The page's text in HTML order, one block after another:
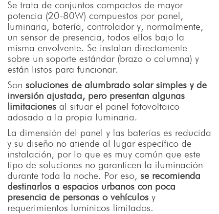
Se trata de conjuntos compactos de mayor
potencia (20-80W) compuestos por panel,
luminaria, batería, controlador y, normalmente,
un sensor de presencia, todos ellos bajo la
misma envolvente. Se instalan directamente
sobre un soporte estándar (brazo o columna) y
están listos para funcionar.
Son soluciones de alumbrado solar simples y de
inversión ajustada, pero presentan algunas
limitaciones al situar el panel fotovoltaico
adosado a la propia luminaria.
La dimensión del panel y las baterías es reducida
y su diseño no atiende al lugar específico de
instalación, por lo que es muy común que este
tipo de soluciones no garanticen la iluminación
durante toda la noche. Por eso, se recomienda
destinarlos a espacios urbanos con poca
presencia de personas o vehículos y
requerimientos lumínicos limitados.